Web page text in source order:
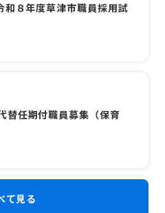
和８年度草津市職員採用試
替任期付職員募集（保育
て見る